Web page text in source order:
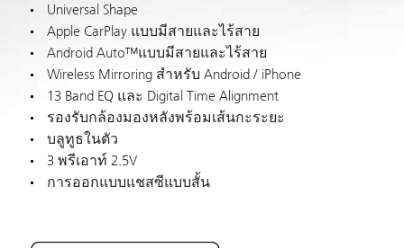
Universal Shape
Apple CarPlay แบบมีสายและไร้สาย
Android Auto™แบบมีสายและไร้สาย
Wireless Mirroring สำหรับ Android / iPhone
13 Band EQ และ Digital Time Alignment
รองรับกล้องมองหลังพร้อมเส้นกะระยะ
บลูทูธในตัว
3 พรีเอาท์ 2.5V
การออกแบบแชสซีแบบสั้น